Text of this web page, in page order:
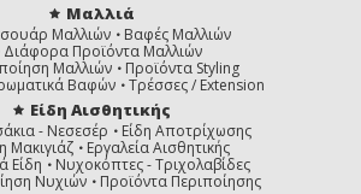
Μαλλιά
Μαλλιών
Βαφές Μαλλιών
Διάφορα Προϊόντα Μαλλιών
Μαλλιών
Προϊόντα Styling
Βαφών
Τρέσσες / Extension
Είδη Αισθητικής
- Νεσεσέρ
Είδη Αποτρίχωσης
Μακιγιάζ
Εργαλεία Αισθητικής
Είδη
Νυχοκόπτες - Τριχολαβίδες
Νυχιών
Προϊόντα Περιποίησης